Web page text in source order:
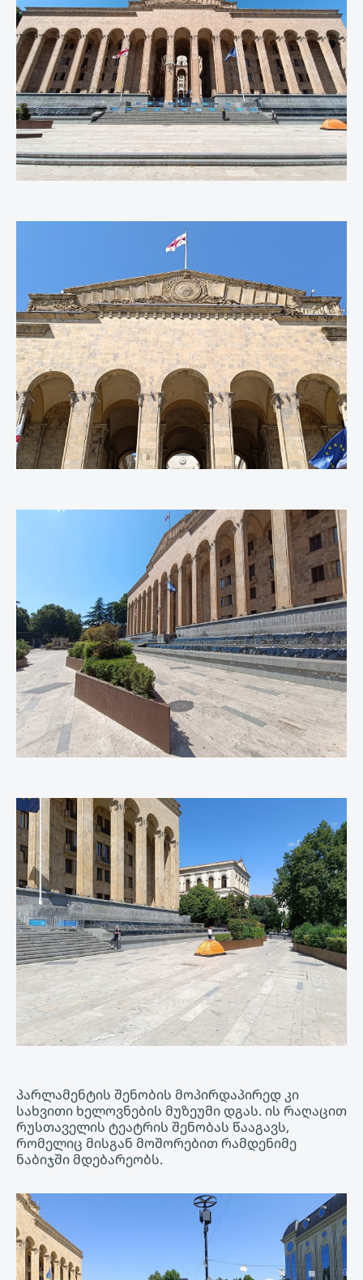
პარლამენტის შენობის მოპირდაპირედ კი
სახვითი ხელოვნების მუზეუმი დგას. ის რაღაცით
რუსთაველის ტეატრის შენობას წააგავს,
რომელიც მისგან მოშორებით რამდენიმე
ნაბიჯში მდებარეობს.